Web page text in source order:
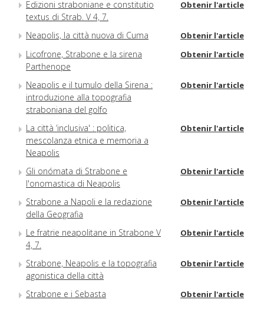
Edizioni straboniane e constitutio
textus di Strab. V 4, 7.
Obtenir l'article
Neapolis, la città nuova di Cuma Obtenir l'article
Licofrone, Strabone e la sirena
Parthenope
Obtenir l'article
Neapolis e il tumulo della Sirena :
introduzione alla topografia
straboniana del golfo
Obtenir l'article
La città ‘inclusiva' : politica,
mescolanza etnica e memoria a
Neapolis
Obtenir l'article
Gli onómata di Strabone e
l'onomastica di Neapolis
Obtenir l'article
Strabone a Napoli e la redazione
della Geografia
Obtenir l'article
Le fratrie neapolitane in Strabone V
4, 7.
Obtenir l'article
Strabone, Neapolis e la topografia
agonistica della città
Obtenir l'article
Strabone e i Sebasta Obtenir l'article